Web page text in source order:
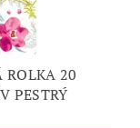
ROLKA 20
PESTRÝ